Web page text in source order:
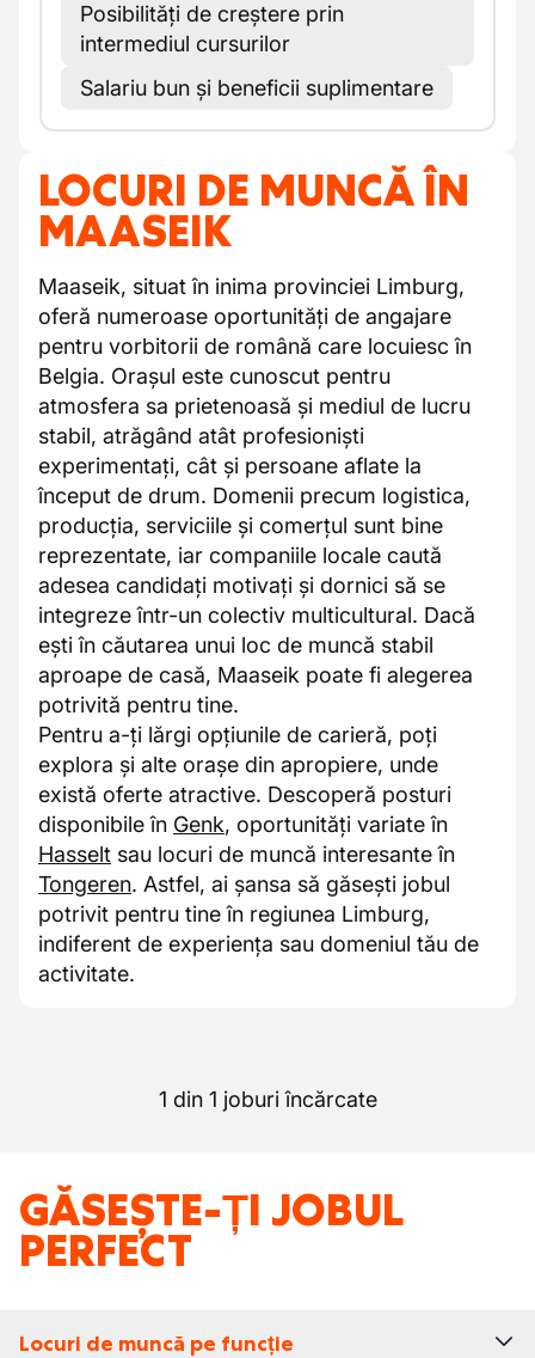
Posibilități de creștere prin
intermediul cursurilor
Salariu bun și beneficii suplimentare
LOCURI DE MUNCĂ ÎN
MAASEIK
Maaseik, situat în inima provinciei Limburg,
oferă numeroase oportunități de angajare
pentru vorbitorii de română care locuiesc în
Belgia. Orașul este cunoscut pentru
atmosfera sa prietenoasă și mediul de lucru
stabil, atrăgând atât profesioniști
experimentați, cât și persoane aflate la
început de drum. Domenii precum logistica,
producția, serviciile și comerțul sunt bine
reprezentate, iar companiile locale caută
adesea candidați motivați și dornici să se
integreze într-un colectiv multicultural. Dacă
ești în căutarea unui loc de muncă stabil
aproape de casă, Maaseik poate fi alegerea
potrivită pentru tine.
Pentru a-ți lărgi opțiunile de carieră, poți
explora și alte orașe din apropiere, unde
există oferte atractive. Descoperă posturi
disponibile în Genk, oportunități variate în
Hasselt sau locuri de muncă interesante în
Tongeren. Astfel, ai șansa să găsești jobul
potrivit pentru tine în regiunea Limburg,
indiferent de experiența sau domeniul tău de
activitate.
1 din 1 joburi încărcate
GĂSEȘTE-ȚI JOBUL
PERFECT
Locuri de muncă pe funcție